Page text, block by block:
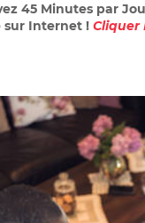
45 Minutes par
sur Internet ! Cliquer